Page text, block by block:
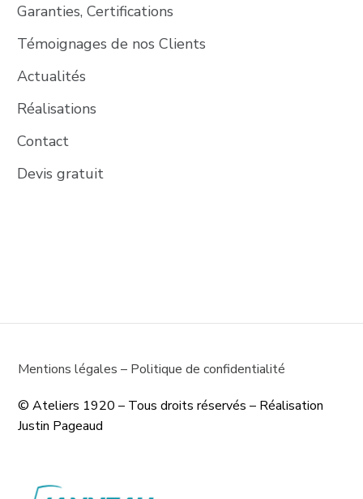
Garanties, Certifications
Témoignages de nos Clients
Actualités
Réalisations
Contact
Devis gratuit
Mentions légales – Politique de confidentialité
© Ateliers 1920 – Tous droits réservés – Réalisation
Justin Pageaud